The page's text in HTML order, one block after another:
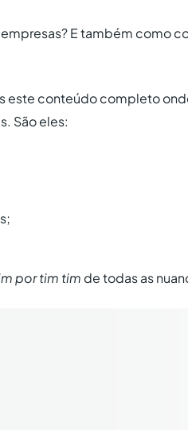
E também como
este conteúdo completo
São eles:
por tim tim de todas as